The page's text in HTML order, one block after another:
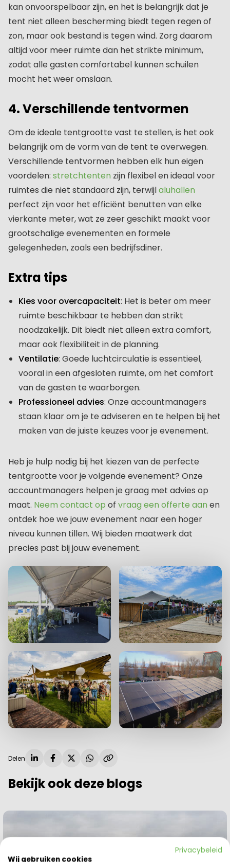
Delen
kan onvoorspelbaar zijn, en het is belangrijk dat je
tent niet alleen bescherming biedt tegen regen of
zon, maar ook bestand is tegen wind. Zorg daarom
altijd voor meer ruimte dan het strikte minimum,
zodat alle gasten comfortabel kunnen schuilen
mocht het weer omslaan.
4. Verschillende tentvormen
Om de ideale tentgrootte vast te stellen, is het ook
belangrijk om de vorm van de tent te overwegen.
Verschillende tentvormen hebben elk hun eigen
voordelen: stretchtenten zijn flexibel en ideaal voor
ruimtes die niet standaard zijn, terwijlaluhallen
perfect zijn voor het efficiënt benutten van elke
vierkante meter, wat ze zeer geschikt maakt voor
grootschalige evenementen en formele
gelegenheden, zoals een bedrijfsdiner.
Extra tips
Kies voor overcapaciteit: Het is beter om meer
ruimte beschikbaar te hebben dan strikt
noodzakelijk. Dit biedt niet alleen extra comfort,
maar ook flexibiliteit in de planning.
Ventilatie: Goede luchtcirculatie is essentieel,
vooral in een afgesloten ruimte, om het comfort
van de gasten te waarborgen.
Professioneel advies: Onze accountmanagers
staan klaar om je te adviseren en te helpen bij het
maken van de juiste keuzes voor je evenement.
Heb je hulp nodig bij het kiezen van de perfecte
tentgrootte voor je volgende evenement? Onze
accountmanagers helpen je graag met advies op
maat. Neem contact op of vraag een offerte aan en
ontdek hoe we jouw evenement naar een hoger
niveau kunnen tillen. Wij bieden maatwerk dat
precies past bij jouw evenement.
Bekijk ook deze blogs
Privacybeleid
Wij gebruiken cookies